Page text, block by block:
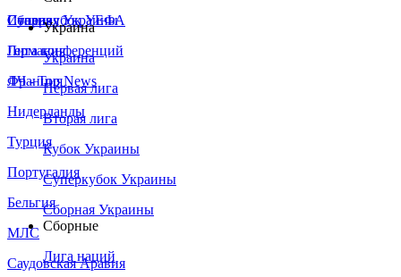
Сборная Украины
Италия
Германия
Франция
Нидерланды
Турция
Португалия
Бельгия
МЛС
Саудовская Аравия
Суперкубок УЕФА
Лига конференций
ЛЧ - Top News
Украина
Украина
Первая лига
Вторая лига
Кубок Украины
Суперкубок Украины
Сборная Украины
Сборные
Лига наций